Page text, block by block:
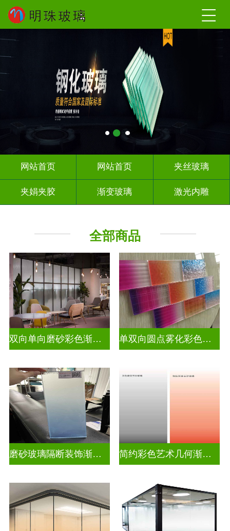
网站首页 网站首页 夹丝玻璃
夹娟夹胶 渐变玻璃 激光内雕
烤漆玻璃
深雕浮雕 玻璃砖墙 智能镜子
工程玻璃
全部商品
双向单向磨砂彩色渐变玻璃 单双向圆点雾化彩色渐变玻璃
磨砂玻璃隔断装饰渐变隔断装饰玻璃 简约彩色艺术几何渐变隔断装饰玻璃